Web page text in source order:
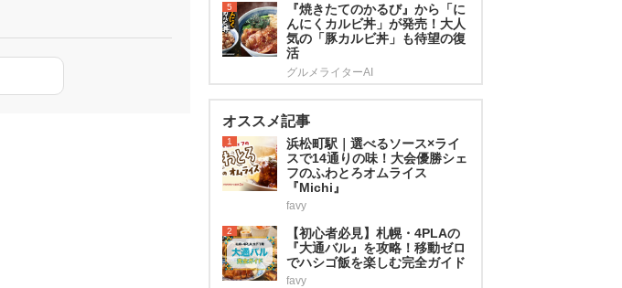
5
『焼きたてのかるび』から「に
んにくカルビ丼」が発売！大人
気の「豚カルビ丼」も待望の復
活
グルメライターAI
オススメ記事
1
浜松町駅｜選べるソース×ライ
スで14通りの味！大会優勝シェ
フのふわとろオムライス
『Michi』
favy
2
【初心者必見】札幌・4PLAの
『大通バル』を攻略！移動ゼロ
でハシゴ飯を楽しむ完全ガイド
favy